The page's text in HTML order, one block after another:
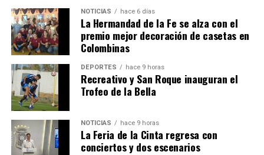
QUINTA CORRIDA DE LAS FIESTAS COLOMBINAS
2026
hace 4 días· Huelvatv
NOTICIAS hace 6 días
La Hermandad de la Fe se alza con el
premio mejor decoración de casetas en
Colombinas
DEPORTES hace 9 horas
Recreativo y San Roque inauguran el
Trofeo de la Bella
NOTICIAS hace 9 horas
La Feria de la Cinta regresa con
conciertos y dos escenarios